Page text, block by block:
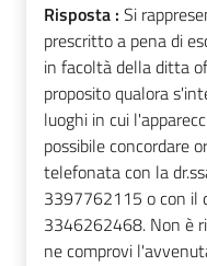
Risposta : Si
prescritto a pena di
in facoltà della ditta
proposito qualora
luoghi in cui
possibile concordare
telefonata con la
3397762115 o con il
3346262468. Non è
ne comprovi